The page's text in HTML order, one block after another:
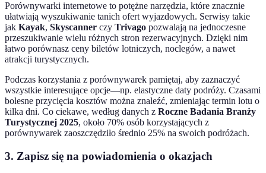
Porównywarki internetowe to potężne narzędzia, które znacznie
ułatwiają wyszukiwanie tanich ofert wyjazdowych. Serwisy takie
jak Kayak, Skyscanner czy Trivago pozwalają na jednoczesne
przeszukiwanie wielu różnych stron rezerwacyjnych. Dzięki nim
łatwo porównasz ceny biletów lotniczych, noclegów, a nawet
atrakcji turystycznych.
Podczas korzystania z porównywarek pamiętaj, aby zaznaczyć
wszystkie interesujące opcje—np. elastyczne daty podróży. Czasami
bolesne przycięcia kosztów można znaleźć, zmieniając termin lotu o
kilka dni. Co ciekawe, według danych z Roczne Badania Branży
Turystycznej 2025, około 70% osób korzystających z
porównywarek zaoszczędziło średnio 25% na swoich podróżach.
3. Zapisz się na powiadomienia o okazjach